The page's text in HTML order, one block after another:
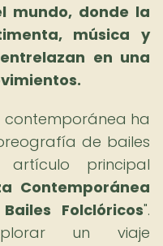
mundo, donde la
música y
en una
ha
de bailes
principal
Contemporánea
Folclóricos".
un viaje